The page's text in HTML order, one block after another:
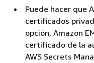
Puede hacer que
certificados
opción, Amazon
certificado de la
AWS Secrets